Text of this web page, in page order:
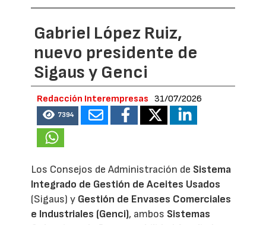
Gabriel López Ruiz,
nuevo presidente de
Sigaus y Genci
Redacción Interempresas 31/07/2026
7394
Los Consejos de Administración de Sistema
Integrado de Gestión de Aceites Usados
(Sigaus) y Gestión de Envases Comerciales
e Industriales (Genci), ambos Sistemas